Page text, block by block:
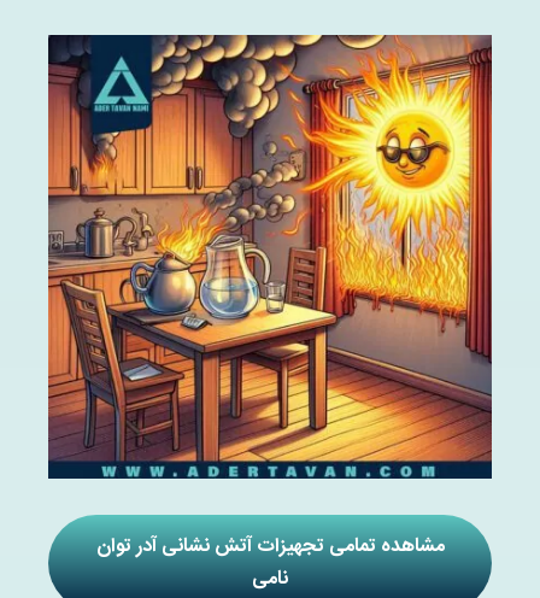
مشاهده تمامی تجهیزات آتش نشانی آدر توان
نامی